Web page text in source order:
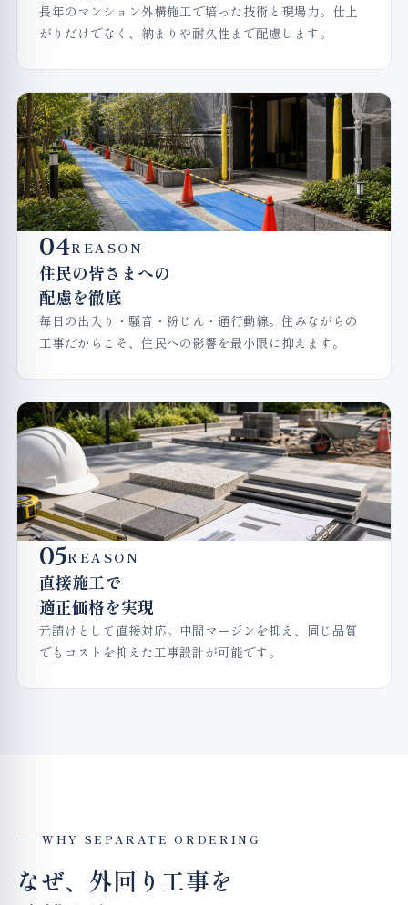
長年のマンション外構施工で培った技術と現場力。仕上
がりだけでなく、納まりや耐久性まで配慮します。
04REASON
住民の皆さまへの
配慮を徹底
毎日の出入り・騒音・粉じん・通行動線。住みながらの
工事だからこそ、住民への影響を最小限に抑えます。
05REASON
直接施工で
適正価格を実現
元請けとして直接対応。中間マージンを抑え、同じ品質
でもコストを抑えた工事設計が可能です。
WHY SEPARATE ORDERING
なぜ、外回り工事を